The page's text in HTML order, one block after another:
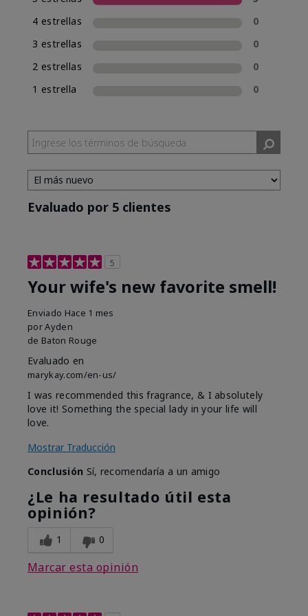
consistente, Mary Kay incluirá la clasificación
de fragancia en el nombre de las nuevas
clasificada como Eau de Parfum (EDP), lo cual se
incluye en su nombre.
4 estrellas
0
3 estrellas
0
2 estrellas
0
1 estrella
0
Evaluado por 5 clientes
5
Your wife's new favorite smell!
Enviado Hace 1 mes
porAyden
de Baton Rouge
Evaluado en
marykay.com/en-us/
I was recommended this fragrance, & I absolutely
love it! Something the special lady in your life will
love.
Mostrar Traducción
Conclusión Sí, recomendaría a un amigo
¿Le ha resultado útil esta
opinión?
1 0
Marcar esta opinión